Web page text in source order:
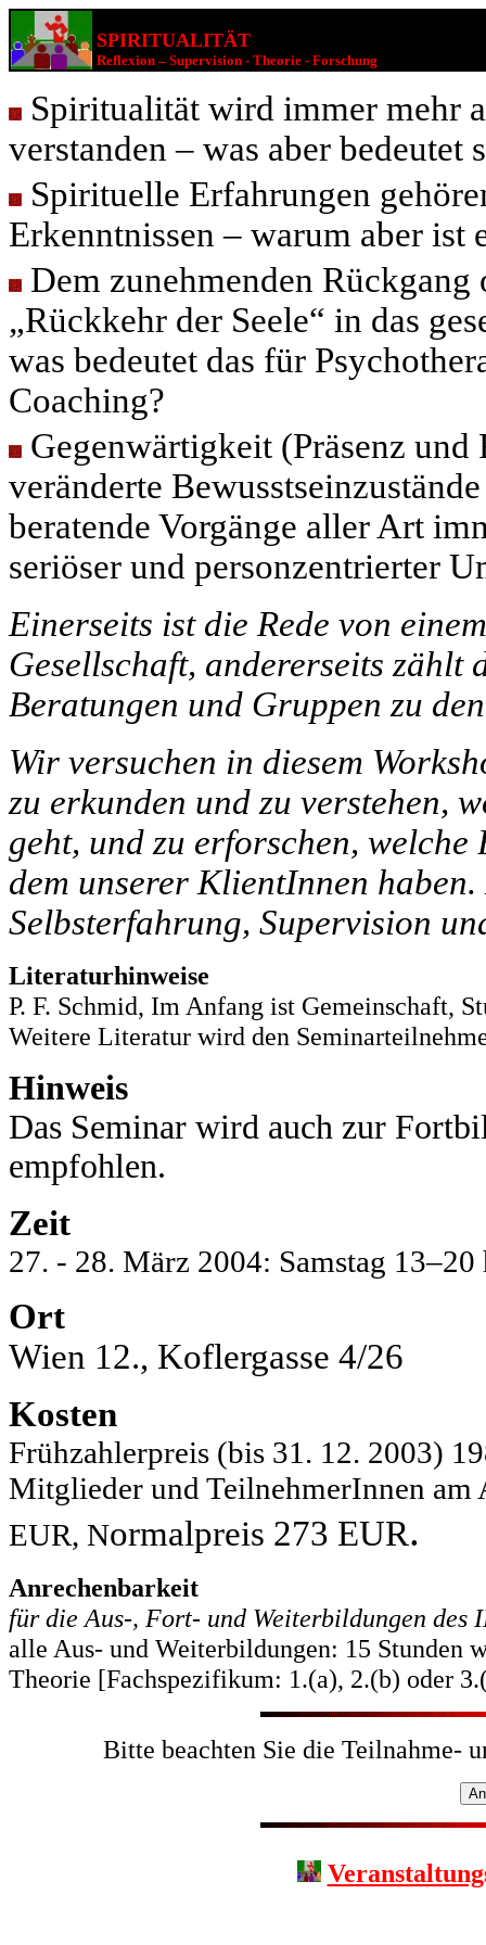
SPIRITUALITÄT
Reflexion – Supervision - Theorie - Forschung
Spiritualität wird immer mehr
verstanden – was aber bedeutet
Spirituelle Erfahrungen
Erkenntnissen – warum aber ist
Dem zunehmenden
„Rückkehr der Seele“ in das
was bedeutet das für
Coaching?
Gegenwärtigkeit (Präsenz und
veränderte
beratende Vorgänge aller Art
seriöser und personzentrierter
Einerseits ist die Rede von
Gesellschaft, andererseits zählt
Beratungen und Gruppen zu
Wir versuchen in diesem
zu erkunden und zu verstehen,
geht, und zu erforschen, welche
dem unserer KlientInnen
Selbsterfahrung, Supervision
Literaturhinweise
P. F. Schmid, Im Anfang ist Gemeinschaft,
Weitere Literatur wird den
Hinweis
Das Seminar wird auch zur
empfohlen.
Zeit
27. - 28. März 2004: Samstag
Ort
Wien 12., Koflergasse 4/26
Kosten
Frühzahlerpreis (bis 31. 12. 2003)
Mitglieder und TeilnehmerInnen am
EUR, Normalpreis 273 EUR.
Anrechenbarkeit
für die Aus-, Fort- und Weiterbildungen des
alle Aus- und Weiterbildungen: 15 Stunden
Theorie [Fachspezifikum: 1.(a), 2.(b) oder
Bitte beachten Sie die Teilnahme-